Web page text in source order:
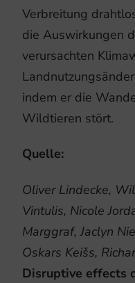
Verbreitung
die Auswirkungen
verursachten
indem er die
Wildtieren stört.
Quelle:
Oliver Lindecke,
Vintulis, Nicole
Marggraf, Jaclyn
Oskars Keišs,
Disruptive effects